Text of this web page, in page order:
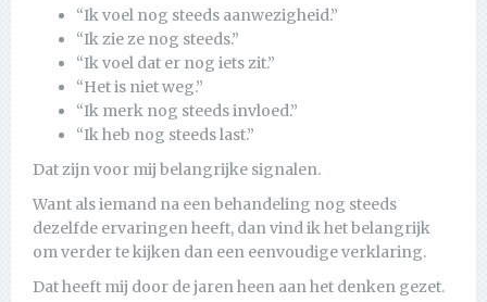
“Ik voel nog steeds aanwezigheid.”
“Ik zie ze nog steeds.”
“Ik voel dat er nog iets zit.”
“Het is niet weg.”
“Ik merk nog steeds invloed.”
“Ik heb nog steeds last.”
Dat zijn voor mij belangrijke signalen.
Want als iemand na een behandeling nog steeds
dezelfde ervaringen heeft, dan vind ik het belangrijk
om verder te kijken dan een eenvoudige verklaring.
Dat heeft mij door de jaren heen aan het denken gezet.